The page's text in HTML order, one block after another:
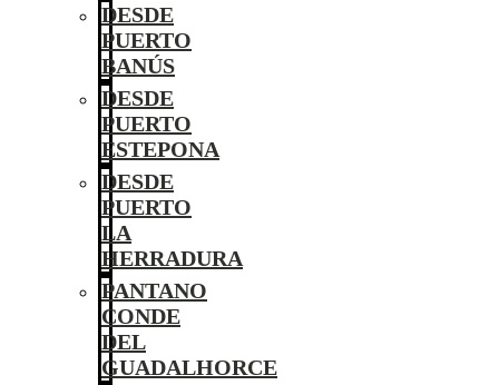
DESDE
PUERTO
BANÚS
DESDE
PUERTO
ESTEPONA
DESDE
PUERTO
LA
HERRADURA
PANTANO
CONDE
DEL
GUADALHORCE